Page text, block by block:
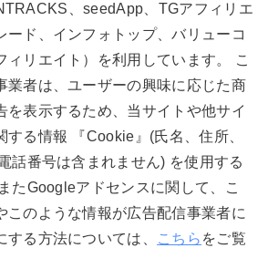
、seedApp、TGアフィリエ
ード、インフォトップ、バリューコ
ィリエイト）を利用しています。 こ
業者は、ユーザーの興味に応じた商
を表示するため、当サイトや他サイ
する情報 『Cookie』(氏名、住所、
話番号は含まれません) を使用する
たGoogleアドセンスに関して、こ
このような情報が広告配信事業者に
る方法については、
こちら をご覧